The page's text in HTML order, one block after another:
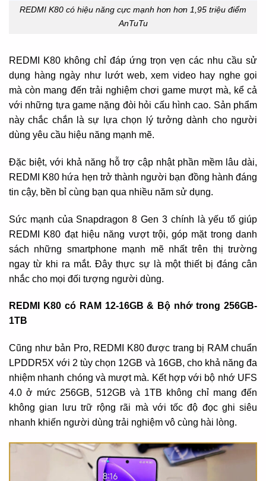
REDMI K80 có hiệu năng cực mạnh hơn hơn 1,95 triệu điểm
AnTuTu
REDMI K80 không chỉ đáp ứng trọn vẹn các nhu cầu sử
dụng hàng ngày như lướt web, xem video hay nghe gọi
mà còn mang đến trải nghiệm chơi game mượt mà, kể cả
với những tựa game nặng đòi hỏi cấu hình cao. Sản phẩm
này chắc chắn là sự lựa chọn lý tưởng dành cho người
dùng yêu cầu hiệu năng mạnh mẽ.
Đặc biệt, với khả năng hỗ trợ cập nhật phần mềm lâu dài,
REDMI K80 hứa hẹn trở thành người bạn đồng hành đáng
tin cậy, bền bỉ cùng bạn qua nhiều năm sử dụng.
Sức mạnh của Snapdragon 8 Gen 3 chính là yếu tố giúp
REDMI K80 đạt hiệu năng vượt trội, góp mặt trong danh
sách những smartphone mạnh mẽ nhất trên thị trường
ngay từ khi ra mắt. Đây thực sự là một thiết bị đáng cân
nhắc cho mọi đối tượng người dùng.
REDMI K80 có RAM 12-16GB & Bộ nhớ trong 256GB-
1TB
Cũng như bản Pro, REDMI K80 được trang bị RAM chuẩn
LPDDR5X với 2 tùy chọn 12GB và 16GB, cho khả năng đa
nhiệm nhanh chóng và mượt mà. Kết hợp với bộ nhớ UFS
4.0 ở mức 256GB, 512GB và 1TB không chỉ mang đến
không gian lưu trữ rộng rãi mà với tốc độ đọc ghi siêu
nhanh khiến người dùng trải nghiệm vô cùng hài lòng.